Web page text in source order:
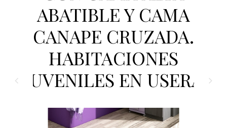
ABATIBLE Y CAMA
CANAPE CRUZADA.
HABITACIONES
JUVENILES EN USERA